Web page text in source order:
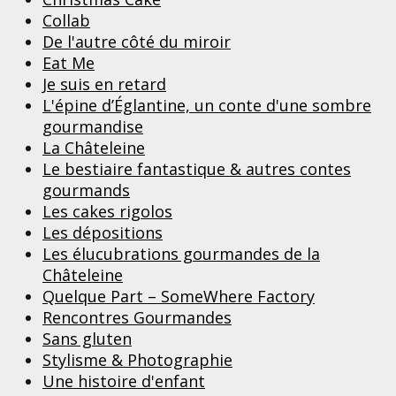
Collab
De l'autre côté du miroir
Eat Me
Je suis en retard
L'épine d’Églantine, un conte d'une sombre
gourmandise
La Châteleine
Le bestiaire fantastique & autres contes
gourmands
Les cakes rigolos
Les dépositions
Les élucubrations gourmandes de la
Châteleine
Quelque Part – SomeWhere Factory
Rencontres Gourmandes
Sans gluten
Stylisme & Photographie
Une histoire d'enfant